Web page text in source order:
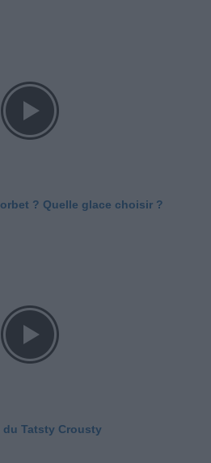
? Quelle glace choisir ?
du Tatsty Crousty